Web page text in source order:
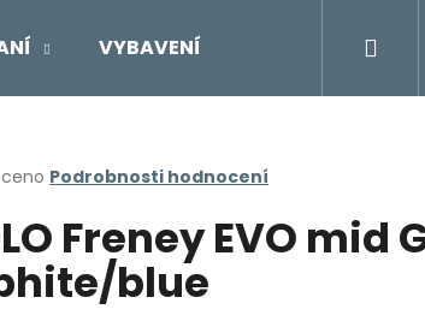
VYBAVENÍ
Podrobnosti hodnocení
Freney EVO mid
blue